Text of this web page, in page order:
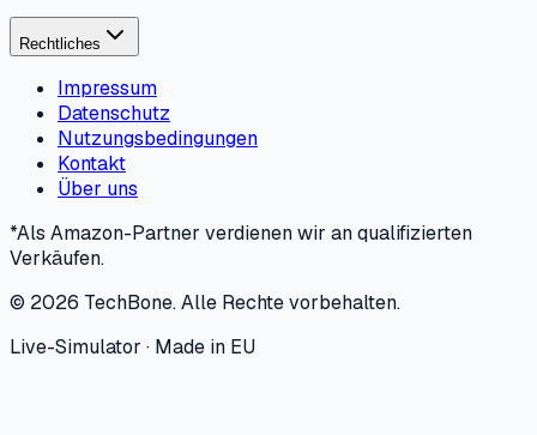
Rechtliches
Impressum
Datenschutz
Nutzungsbedingungen
Kontakt
Über uns
*Als Amazon-Partner verdienen wir an qualifizierten
Verkäufen.
© 2026 TechBone.Alle Rechte vorbehalten.
Live-Simulator · Made in EU